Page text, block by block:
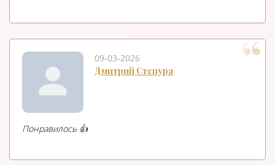
09-03-2026
Дмитрий Степура
Понравилось 👍